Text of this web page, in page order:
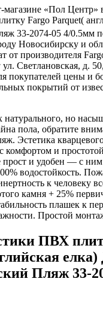
«Пол Центр»
Fargo Parquet(
33-2074-05 4/0.5мм
Новосибирску и
от производителя
Светлановская, д.
покупателей цены и
покрытий от
натурального, но
пола, обратите
Эстетика
с комфортом и
прост и удобен — с
водостойкость.
к человеку
камня + 25%
плашек к
Простой
ПВХ
елка)
Пляж 33-